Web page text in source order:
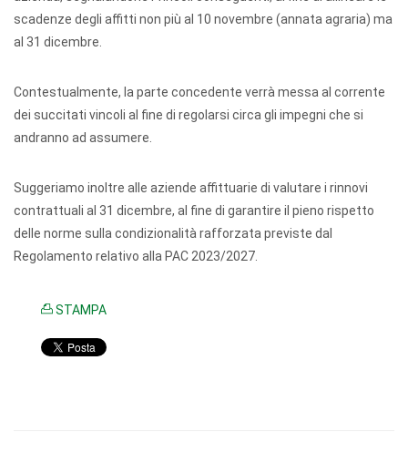
scadenze degli affitti non più al 10 novembre (annata agraria) ma
al 31 dicembre.
Contestualmente, la parte concedente verrà messa al corrente
dei succitati vincoli al fine di regolarsi circa gli impegni che si
andranno ad assumere.
Suggeriamo inoltre alle aziende affittuarie di valutare i rinnovi
contrattuali al 31 dicembre, al fine di garantire il pieno rispetto
delle norme sulla condizionalità rafforzata previste dal
Regolamento relativo alla PAC 2023/2027.
STAMPA